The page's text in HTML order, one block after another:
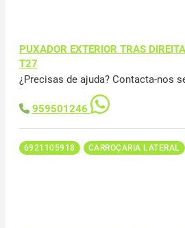
PUXADOR EXTERIOR TRAS
T27
¿Precisas de ajuda? Contacta-nos
959501246
6921105918 CARROÇARIA LATERAL